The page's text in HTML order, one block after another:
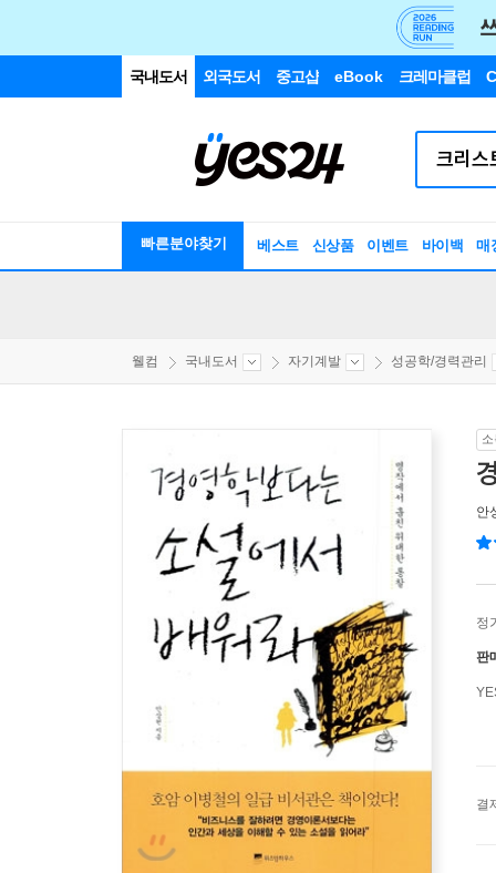
국내도서 외국도서 중고샵 eBook 크레마클럽
빠른분야찾기 베스트 신상품 이벤트 바이백 매
웰컴 국내도서 자기계발 성공학/경력관리
안
정
판
결